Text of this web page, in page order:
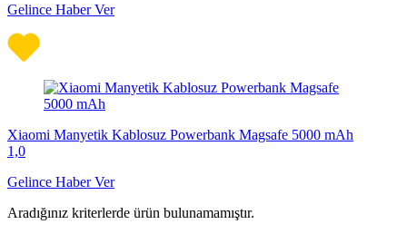
Gelince Haber Ver
Xiaomi Manyetik Kablosuz Powerbank Magsafe 5000 mAh
1,0
Gelince Haber Ver
Aradığınız kriterlerde ürün bulunamamıştır.